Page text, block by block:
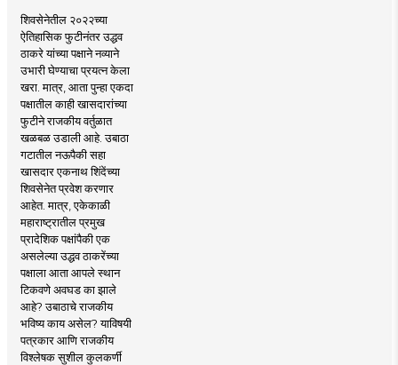
शिवसेनेतील २०२२च्या
ऐतिहासिक फुटीनंतर उद्धव
ठाकरे यांच्या पक्षाने नव्याने
उभारी घेण्याचा प्रयत्न केला
खरा. मात्र, आता पुन्हा एकदा
पक्षातील काही खासदारांच्या
फुटीने राजकीय वर्तुळात
खळबळ उडाली आहे. उबाठा
गटातील नऊपैकी सहा
खासदार एकनाथ शिंदेंच्या
शिवसेनेत प्रवेश करणार
आहेत. मात्र, एकेकाळी
महाराष्ट्रातील प्रमुख
प्रादेशिक पक्षांपैकी एक
असलेल्या उद्धव ठाकरेंच्या
पक्षाला आता आपले स्थान
टिकवणे अवघड का झाले
आहे? उबाठाचे राजकीय
भविष्य काय असेल? याविषयी
पत्रकार आणि राजकीय
विश्लेषक सुशील कुलकर्णी